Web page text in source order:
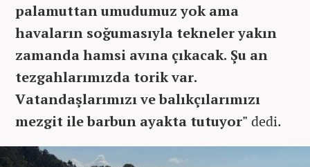
palamuttan umudumuz yok ama
havaların soğumasıyla tekneler yakın
zamanda hamsi avına çıkacak. Şu an
tezgahlarımızda torik var.
Vatandaşlarımızı ve balıkçılarımızı
mezgit ile barbun ayakta tutuyor" dedi.